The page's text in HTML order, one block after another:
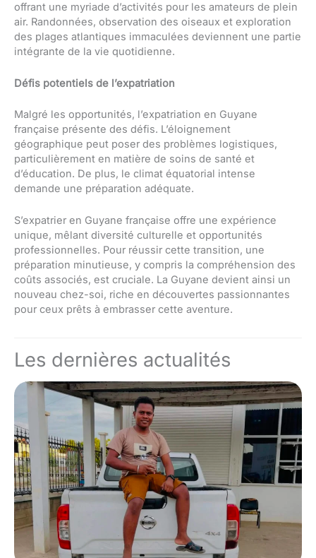
offrant une myriade d’activités pour les amateurs de plein
air. Randonnées, observation des oiseaux et exploration
des plages atlantiques immaculées deviennent une partie
intégrante de la vie quotidienne.
Défis potentiels de l’expatriation
Malgré les opportunités, l’expatriation en Guyane
française présente des défis. L’éloignement
géographique peut poser des problèmes logistiques,
particulièrement en matière de soins de santé et
d’éducation. De plus, le climat équatorial intense
demande une préparation adéquate.
S’expatrier en Guyane française offre une expérience
unique, mêlant diversité culturelle et opportunités
professionnelles. Pour réussir cette transition, une
préparation minutieuse, y compris la compréhension des
coûts associés, est cruciale. La Guyane devient ainsi un
nouveau chez-soi, riche en découvertes passionnantes
pour ceux prêts à embrasser cette aventure.
Les dernières actualités